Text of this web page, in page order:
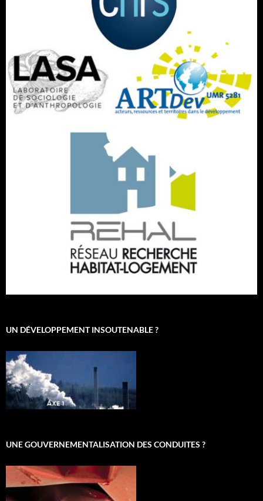
UN DÉVELOPPEMENT INSOUTENABLE ?
UNE GOUVERNEMENTALISATION DES CONDUITES ?